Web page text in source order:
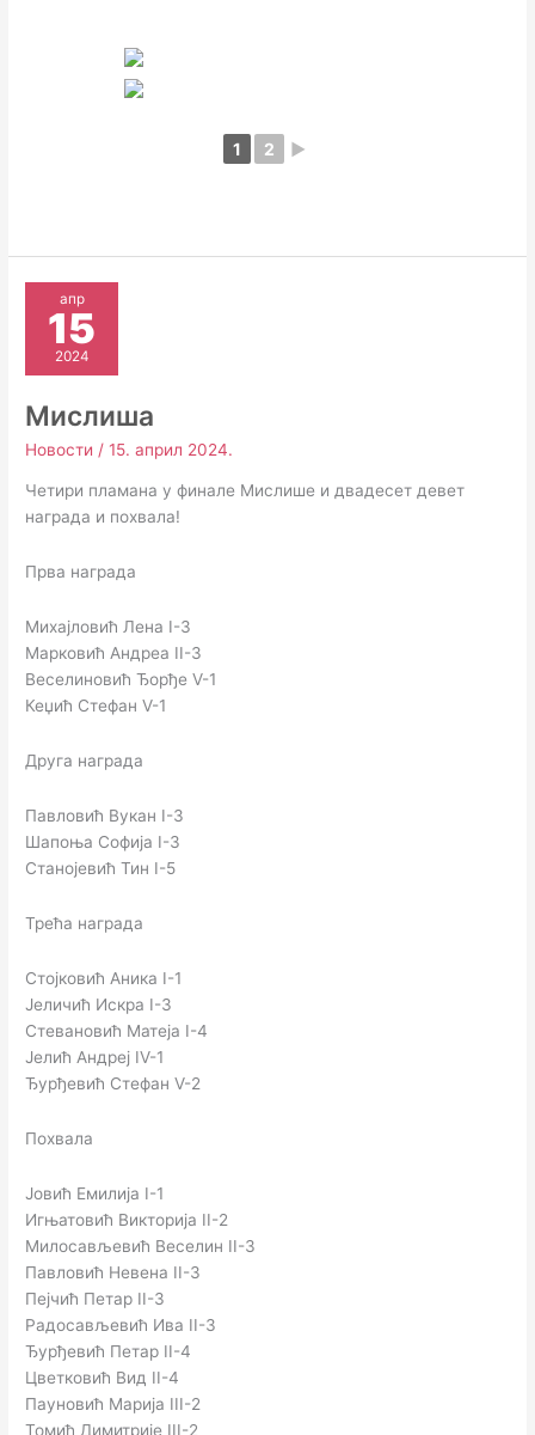
1 2 ►
апр
15
2024
Мислиша
Новости /15. април 2024.
Четири пламана у финале Мислише и двадесет девет
награда и похвала!
Прва награда
Михајловић Лена I-3
Марковић Андреа II-3
Веселиновић Ђорђе V-1
Кеџић Стефан V-1
Друга награда
Павловић Вукан I-3
Шапоња Софија I-3
Станојевић Тин I-5
Трећа награда
Стојковић Аника I-1
Јеличић Искра I-3
Стевановић Матеја I-4
Јелић Андреј IV-1
Ђурђевић Стефан V-2
Похвала
Јовић Емилија I-1
Игњатовић Викторија II-2
Милосављевић Веселин II-3
Павловић Невена II-3
Пејчић Петар II-3
Радосављевић Ива II-3
Ђурђевић Петар II-4
Цветковић Вид II-4
Пауновић Марија III-2
Томић Димитрије III-2